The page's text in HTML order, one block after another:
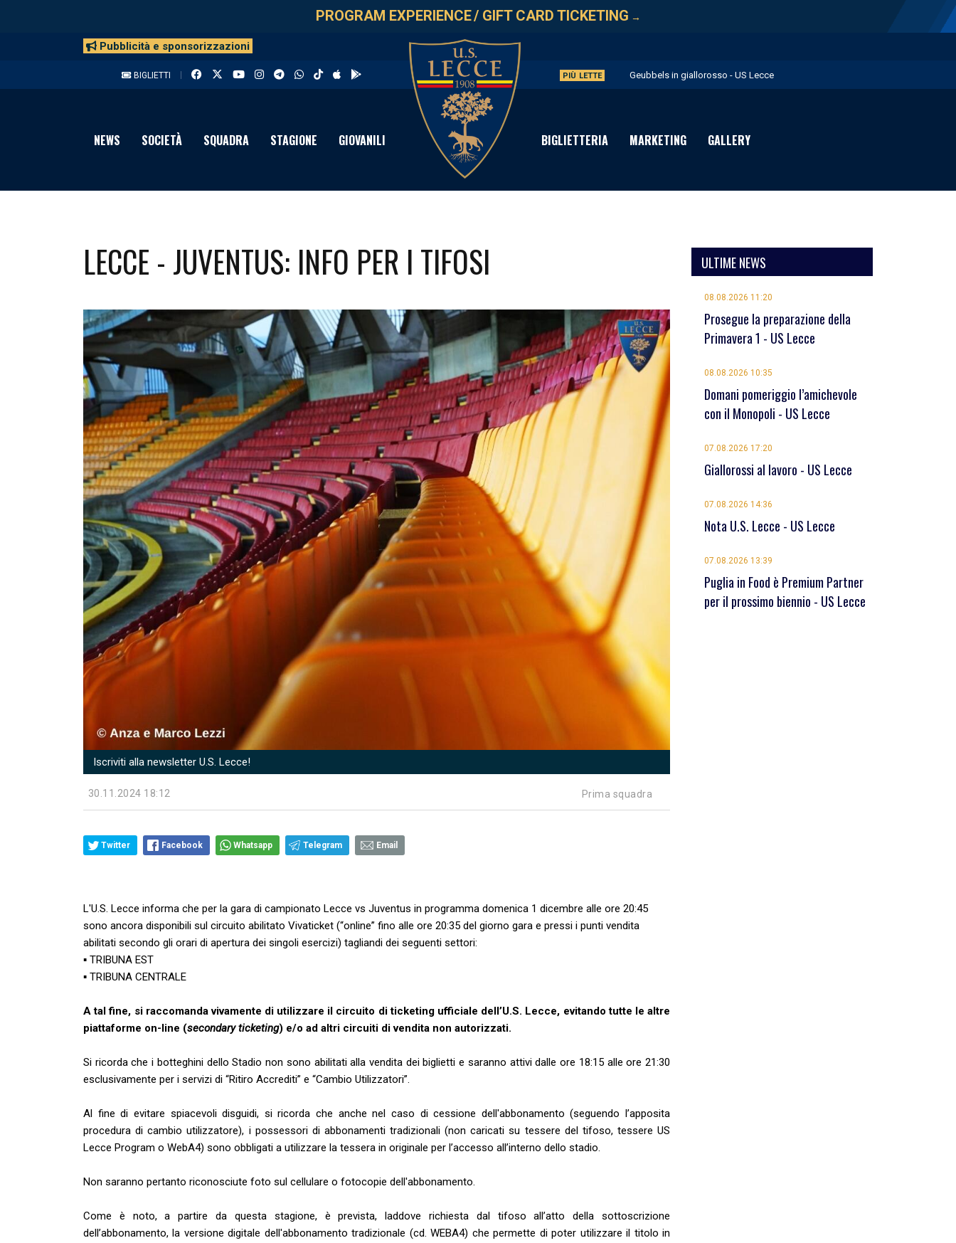
PROGRAM EXPERIENCE/ GIFT CARD TICKETING →
Pubblicità e sponsorizzazioni
BIGLIETTI PIÙ LETTE Geubbels in giallorosso - US Lecce
Aratravel è Premium Partner per la stagione 2026/27 - US Lecce
Primavera 1: Flies in giallorosso - US Lecce
NEWS SOCIETÀ SQUADRA STAGIONE GIOVANILI BIGLIETTERIA MARKETING GALLERY
LECCE - JUVENTUS: INFO PER I TIFOSI
Iscriviti alla newsletter U.S. Lecce!
30.11.2024 18:12 Prima squadra
Twitter Facebook Whatsapp Telegram Email
L'U.S. Lecce informa che per la gara di campionato Lecce vs Juventus in programma domenica 1 dicembre alle ore 20:45
sono ancora disponibili sul circuito abilitato Vivaticket (“online” fino alle ore 20:35 del giorno gara e pressi i punti vendita
abilitati secondo gli orari di apertura dei singoli esercizi) tagliandi dei seguenti settori:
▪ TRIBUNA EST
▪ TRIBUNA CENTRALE
A tal fine, si raccomanda vivamente di utilizzare il circuito di ticketing ufficiale dell’U.S. Lecce, evitando tutte le altre
piattaforme on-line (secondary ticketing) e/o ad altri circuiti di vendita non autorizzati.
Si ricorda che i botteghini dello Stadio non sono abilitati alla vendita dei biglietti e saranno attivi dalle ore 18:15 alle ore 21:30
esclusivamente per i servizi di “Ritiro Accrediti” e “Cambio Utilizzatori”.
Al fine di evitare spiacevoli disguidi, si ricorda che anche nel caso di cessione dell'abbonamento (seguendo l’apposita
procedura di cambio utilizzatore), i possessori di abbonamenti tradizionali (non caricati su tessere del tifoso, tessere US
Lecce Program o WebA4) sono obbligati a utilizzare la tessera in originale per l’accesso all’interno dello stadio.
Non saranno pertanto riconosciute foto sul cellulare o fotocopie dell'abbonamento.
Come è noto, a partire da questa stagione, è prevista, laddove richiesta dal tifoso all’atto della sottoscrizione
dell’abbonamento, la versione digitale dell'abbonamento tradizionale (cd. WEBA4) che permette di poter utilizzare il titolo in
ULTIME NEWS
08.08.2026 11:20
Prosegue la preparazione della
Primavera 1 - US Lecce
08.08.2026 10:35
Domani pomeriggio l’amichevole
con il Monopoli - US Lecce
07.08.2026 17:20
Giallorossi al lavoro - US Lecce
07.08.2026 14:36
Nota U.S. Lecce - US Lecce
07.08.2026 13:39
Puglia in Food è Premium Partner
per il prossimo biennio - US Lecce